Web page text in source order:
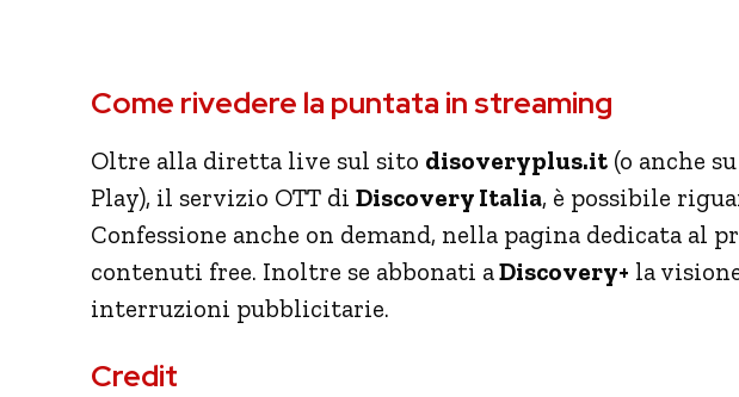
Come rivedere la puntata in streaming
Oltre alla diretta live sul sito disoveryplus.it (o anche
Play), il servizio OTT di Discovery Italia, è possibile
Confessione anche on demand, nella pagina dedicata al
contenuti free. Inoltre se abbonati aDiscovery+ la
interruzioni pubblicitarie.
Credit